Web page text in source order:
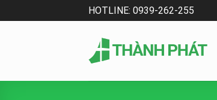
to
HOTLINE: 0939-262-255